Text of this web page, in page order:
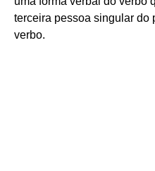
terceira pessoa singular do
verbo.